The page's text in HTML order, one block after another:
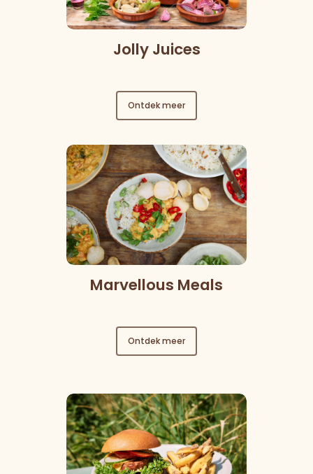
Jolly Juices
Ontdek meer
Marvellous Meals
Ontdek meer